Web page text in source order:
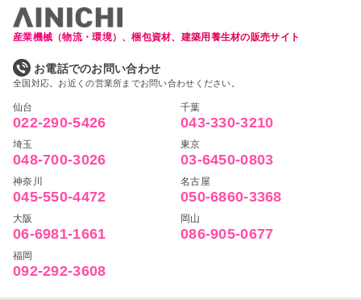
産業機械（物流・環境）、梱包資材、建築用養生材の販売サイト
お電話でのお問い合わせ
全国対応。お近くの営業所までお問い合わせください。
仙台
022-290-5426
千葉
043-330-3210
埼玉
048-700-3026
東京
03-6450-0803
神奈川
045-550-4472
名古屋
050-6860-3368
大阪
06-6981-1661
岡山
086-905-0677
福岡
092-292-3608